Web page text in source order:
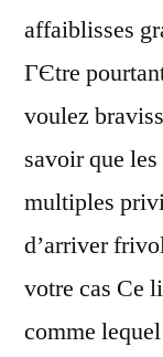
affaiblisses
ГЄtre
voulez
savoir que
multiples
d’arriver
votre cas Ce
comme